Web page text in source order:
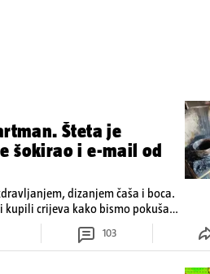
Šteta je
šokirao i e-mail od
dizanjem čaša i boca.
kupili crijeva kako bismo pokušali
103